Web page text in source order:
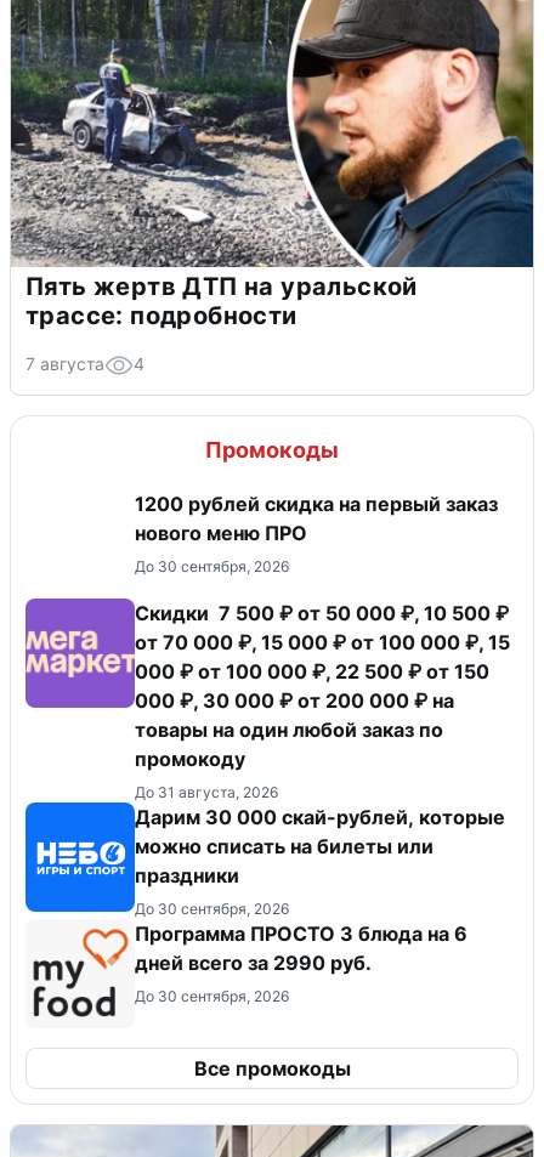
Пять жертв ДТП на уральской
трассе: подробности
7 августа 4
Промокоды
​1200 рублей скидка на первый заказ
нового меню ПРО
До 30 сентября, 2026
Скидки 7 500 ₽ от 50 000 ₽, 10 500 ₽
от 70 000 ₽, 15 000 ₽ от 100 000 ₽, 15
000 ₽ от 100 000 ₽, 22 500 ₽ от 150
000 ₽, 30 000 ₽ от 200 000 ₽ на
товары на один любой заказ по
промокоду
До 31 августа, 2026
Дарим 30 000 скай-рублей, которые
можно списать на билеты или
праздники
До 30 сентября, 2026
Программа ПРОСТО 3 блюда на 6
дней всего за 2990 руб.
До 30 сентября, 2026
Все промокоды